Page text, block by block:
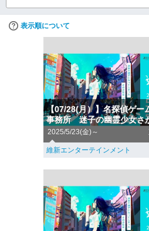
表示順について
【07/28(月）】名探偵ゲー
事務所 迷子の幽霊少女さ
2025/5/23(金)～
維新エンターテインメント